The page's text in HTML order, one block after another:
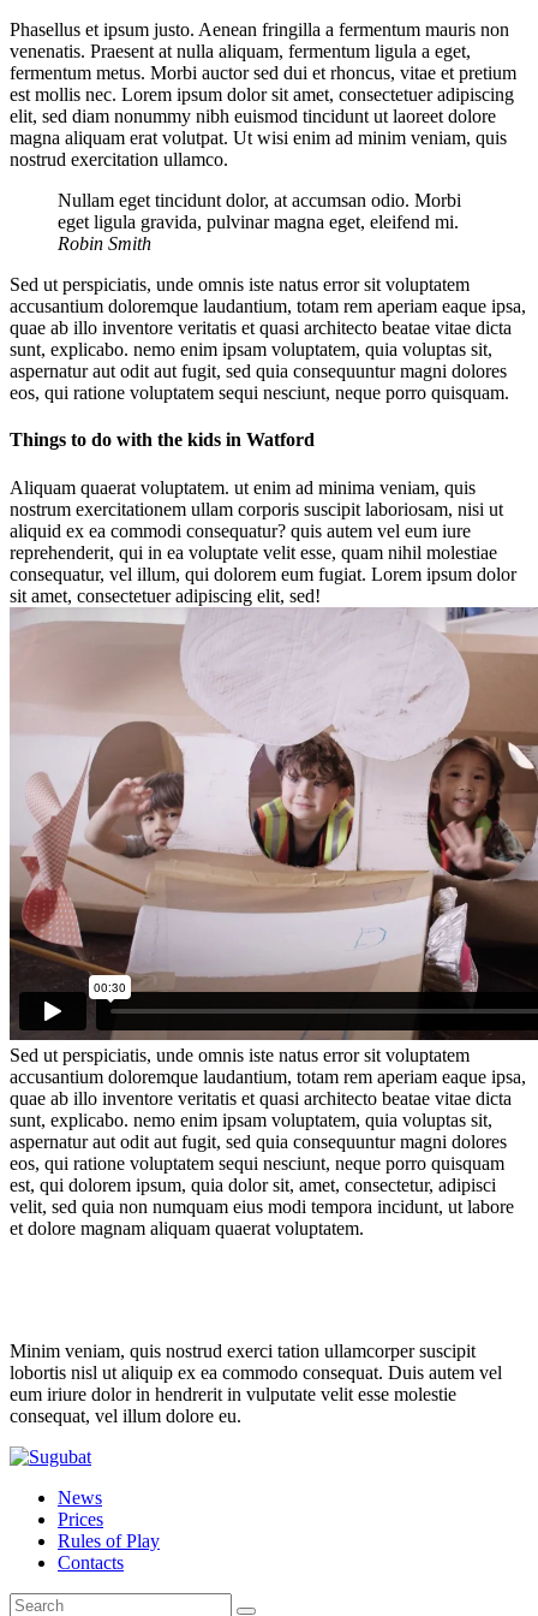
Phasellus et ipsum justo. Aenean fringilla a fermentum mauris non
venenatis. Praesent at nulla aliquam, fermentum ligula a eget,
fermentum metus. Morbi auctor sed dui et rhoncus, vitae et pretium
est mollis nec. Lorem ipsum dolor sit amet, consectetuer adipiscing
elit, sed diam nonummy nibh euismod tincidunt ut laoreet dolore
magna aliquam erat volutpat. Ut wisi enim ad minim veniam, quis
nostrud exercitation ullamco.
Nullam eget tincidunt dolor, at accumsan odio. Morbi
eget ligula gravida, pulvinar magna eget, eleifend mi.
Robin Smith
Sed ut perspiciatis, unde omnis iste natus error sit voluptatem
accusantium doloremque laudantium, totam rem aperiam eaque ipsa,
quae ab illo inventore veritatis et quasi architecto beatae vitae dicta
sunt, explicabo. nemo enim ipsam voluptatem, quia voluptas sit,
aspernatur aut odit aut fugit, sed quia consequuntur magni dolores
eos, qui ratione voluptatem sequi nesciunt, neque porro quisquam.
Things to do with the kids in Watford
Aliquam quaerat voluptatem. ut enim ad minima veniam, quis
nostrum exercitationem ullam corporis suscipit laboriosam, nisi ut
aliquid ex ea commodi consequatur? quis autem vel eum iure
reprehenderit, qui in ea voluptate velit esse, quam nihil molestiae
consequatur, vel illum, qui dolorem eum fugiat. Lorem ipsum dolor
sit amet, consectetuer adipiscing elit, sed!
Sed ut perspiciatis, unde omnis iste natus error sit voluptatem
accusantium doloremque laudantium, totam rem aperiam eaque ipsa,
quae ab illo inventore veritatis et quasi architecto beatae vitae dicta
sunt, explicabo. nemo enim ipsam voluptatem, quia voluptas sit,
aspernatur aut odit aut fugit, sed quia consequuntur magni dolores
eos, qui ratione voluptatem sequi nesciunt, neque porro quisquam
est, qui dolorem ipsum, quia dolor sit, amet, consectetur, adipisci
velit, sed quia non numquam eius modi tempora incidunt, ut labore
et dolore magnam aliquam quaerat voluptatem.
Minim veniam, quis nostrud exerci tation ullamcorper suscipit
lobortis nisl ut aliquip ex ea commodo consequat. Duis autem vel
eum iriure dolor in hendrerit in vulputate velit esse molestie
consequat, vel illum dolore eu.
News
Prices
Rules of Play
Contacts